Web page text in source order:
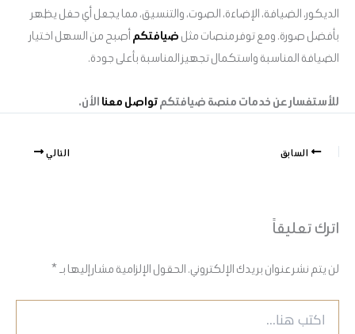
الديكور، الضيافة، الإضاءة، الصوت، والتنسيق، مما يجعل أي حفل يظهر
بأفضل صورة. ومع توفر منصات مثل ضيافتكمأصبح من السهل اختيار
الضيافة المناسبة واستكمال تجهيز المناسبة بأعلى جودة.
للأستفسار عن خدمات منصة ضيافتكمتواصل معنا الأن.
السابق التالي
اترك تعليقاً
لن يتم نشر عنوان بريدك الإلكتروني. الحقول الإلزامية مشار إليها بـ*
هنا...